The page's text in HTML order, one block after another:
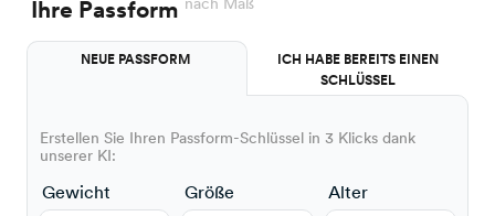
Ihre Passform
NEUE PASSFORM
ICH HABE BEREITS EINEN
SCHLÜSSEL
Erstellen Sie Ihren Passform-Schlüssel in 3 Klicks dank
unserer KI:
Gewicht Größe Alter